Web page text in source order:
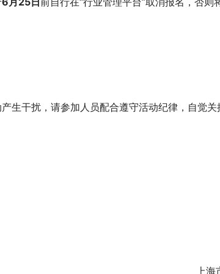
生干扰，请参加人员配合遵守活动纪律，自觉
上